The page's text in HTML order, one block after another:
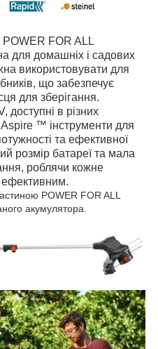
FOR ALL
для домашніх і садових
використовувати для
що забезпечує
для зберігання.
доступні в різних
Aspire ™ інструменти для
та ефективної
розмір батареї та мала
роблячи кожне
ефективним.
POWER FOR ALL
акумулятора.